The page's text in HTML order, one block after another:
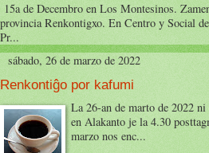
15a de Decembro en Los Montesinos.
provincia Renkontigxo. En Centro y
Pr...
sábado, 26 de marzo de 2022
Renkontiĝo por kafumi
La 26-an de marto de 2022
en Alakanto je la 4.30
marzo nos enc...